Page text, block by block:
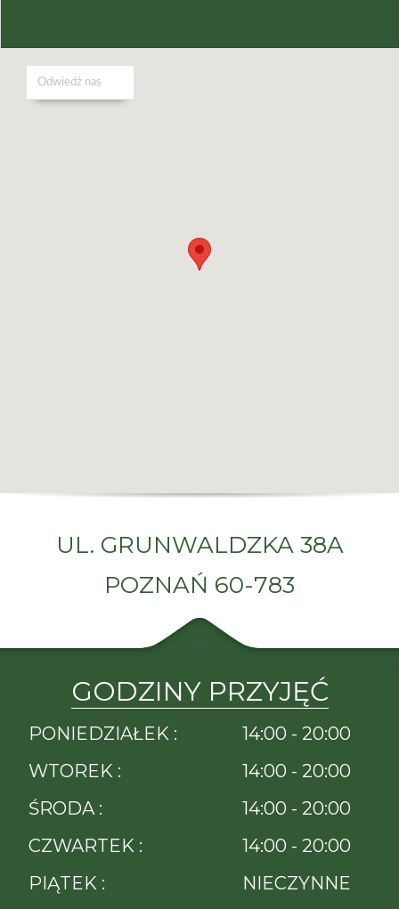
TARMED POZNAŃ
LEKARZE SPECJALIŚCI | TARMED POZNAŃ - w trosce o pacjenta
UL. GRUNWALDZKA 38A
POZNAŃ 60-783
GODZINY PRZYJĘĆ
PONIEDZIAŁEK :
14:00 - 20:00
WTOREK :
14:00 - 20:00
ŚRODA :
14:00 - 20:00
CZWARTEK :
14:00 - 20:00
PIĄTEK :
NIECZYNNE